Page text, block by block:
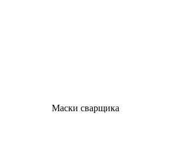
Маски сварщика